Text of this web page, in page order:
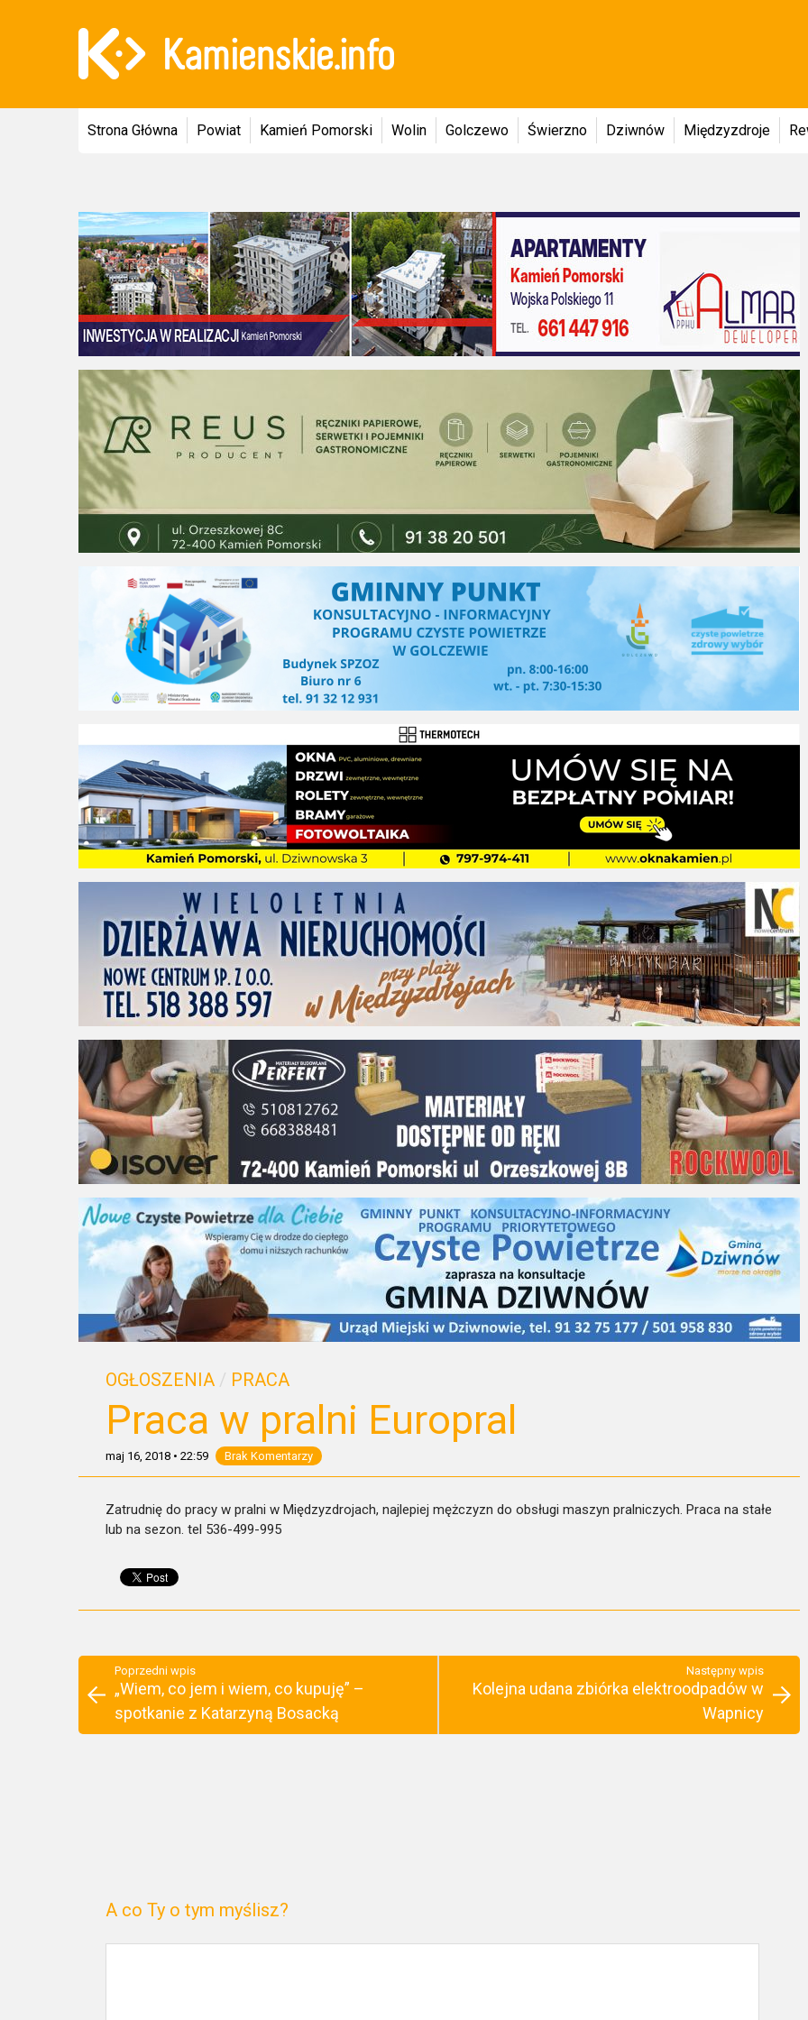
Strona Główna Powiat Kamień Pomorski Wolin Golczewo Świerzno Dziwnów Międzyzdroje
OGŁOSZENIA / PRACA
Praca w pralni Europral
maj 16, 2018 • 22:59 Brak Komentarzy
Zatrudnię do pracy w pralni w Międzyzdrojach, najlepiej mężczyzn do obsługi maszyn pralniczych. Praca na stałe
lub na sezon. tel 536-499-995
Poprzedni wpis
„Wiem, co jem i wiem, co kupuję” –
spotkanie z Katarzyną Bosacką
Następny wpis
Kolejna udana zbiórka elektroodpadów w
Wapnicy
A co Ty o tym myślisz?